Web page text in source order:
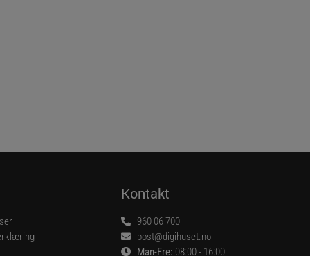
Kontakt
960 06 700
post@digihuset.no
Man-Fre: 08:00 - 16:00